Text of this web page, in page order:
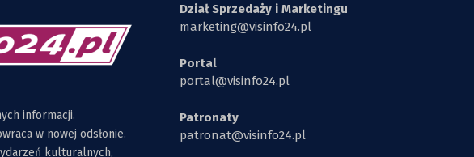
informacji.
w nowej odsłonie.
kulturalnych,
Dział Sprzedaży i Marketingu
marketing@visinfo24.pl
Portal
portal@visinfo24.pl
Patronaty
patronat@visinfo24.pl